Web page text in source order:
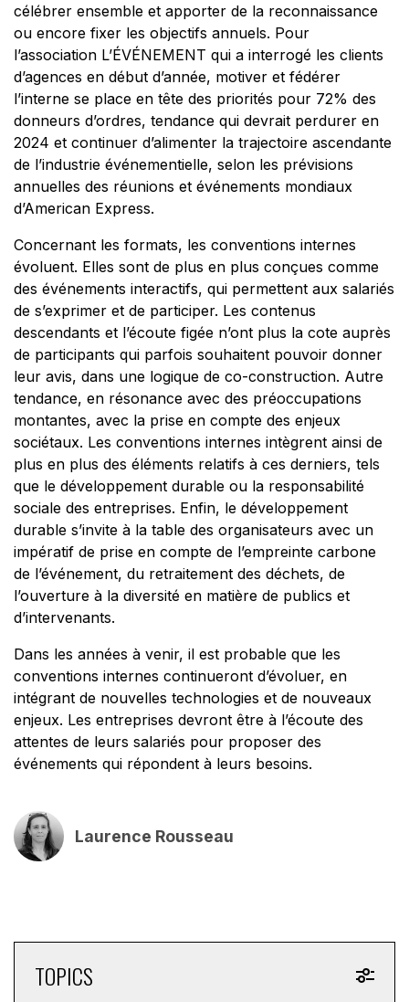
célébrer ensemble et apporter de la reconnaissance
ou encore fixer les objectifs annuels. Pour
l’association L’ÉVÉNEMENT qui a interrogé les clients
d’agences en début d’année, motiver et fédérer
l’interne se place en tête des priorités pour 72% des
donneurs d’ordres, tendance qui devrait perdurer en
2024 et continuer d’alimenter la trajectoire ascendante
de l’industrie événementielle, selon les prévisions
annuelles des réunions et événements mondiaux
d’American Express.
Concernant les formats, les conventions internes
évoluent. Elles sont de plus en plus conçues comme
des événements interactifs, qui permettent aux salariés
de s’exprimer et de participer. Les contenus
descendants et l’écoute figée n’ont plus la cote auprès
de participants qui parfois souhaitent pouvoir donner
leur avis, dans une logique de co-construction. Autre
tendance, en résonance avec des préoccupations
montantes, avec la prise en compte des enjeux
sociétaux. Les conventions internes intègrent ainsi de
plus en plus des éléments relatifs à ces derniers, tels
que le développement durable ou la responsabilité
sociale des entreprises. Enfin, le développement
durable s’invite à la table des organisateurs avec un
impératif de prise en compte de l’empreinte carbone
de l’événement, du retraitement des déchets, de
l’ouverture à la diversité en matière de publics et
d’intervenants.
Dans les années à venir, il est probable que les
conventions internes continueront d’évoluer, en
intégrant de nouvelles technologies et de nouveaux
enjeux. Les entreprises devront être à l’écoute des
attentes de leurs salariés pour proposer des
événements qui répondent à leurs besoins.
Laurence Rousseau
TOPICS